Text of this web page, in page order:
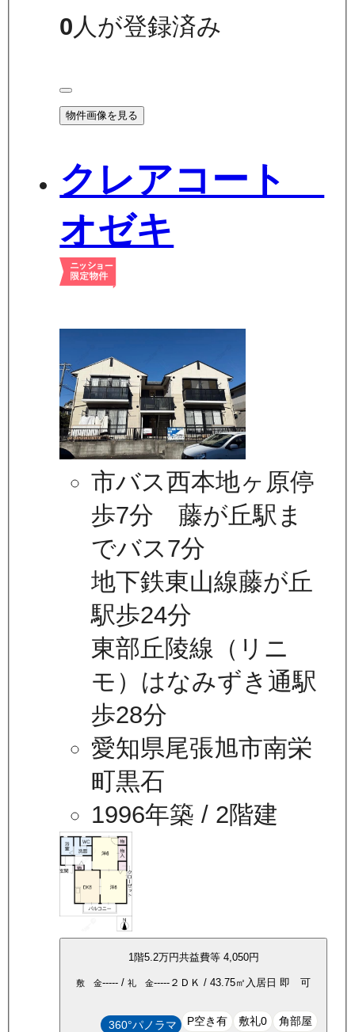
0 人が登録済み
物件画像を見る
クレアコート
オゼキ
市バス西本地ヶ原停
歩7分 藤が丘駅ま
でバス7分
地下鉄東山線藤が丘
駅歩24分
東部丘陵線（リニ
モ）はなみずき通駅
歩28分
愛知県尾張旭市南栄
町黒石
1996年築 / 2階建
1階5.2万円共益費等 4,050円
敷 金----- / 礼 金----- ２ＤＫ / 43.75㎡ 入居日 即 可
360°パノラマ P空き有 敷礼0 角部屋